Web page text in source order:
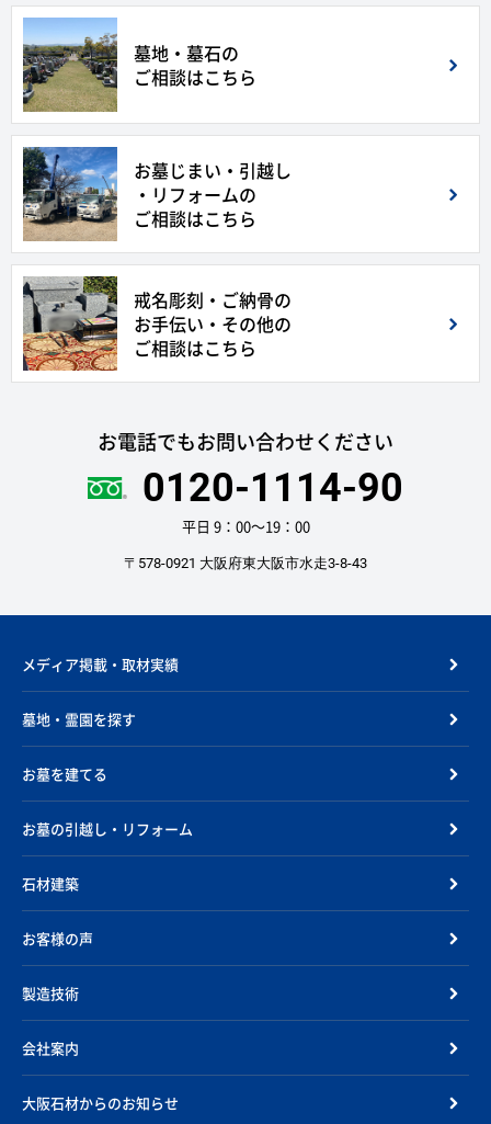
墓地・墓石の
ご相談はこちら
お墓じまい・引越し
・リフォームの
ご相談はこちら
戒名彫刻・ご納骨の
お手伝い・その他の
ご相談はこちら
お電話でもお問い合わせください
0120-1114-90
平日 9：00〜19：00
〒578-0921 大阪府東大阪市水走3-8-43
メディア掲載・取材実績
墓地・霊園を探す
お墓を建てる
お墓の引越し・リフォーム
石材建築
お客様の声
製造技術
会社案内
大阪石材からのお知らせ